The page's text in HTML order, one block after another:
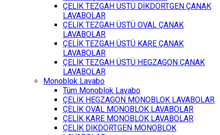
ÇELİK TEZGAH ÜSTÜ DİKDÖRTGEN ÇANAK
LAVABOLAR
ÇELİK TEZGAH ÜSTÜ OVAL ÇANAK
LAVABOLAR
ÇELİK TEZGAH ÜSTÜ KARE ÇANAK
LAVABOLAR
ÇELİK TEZGAH ÜSTÜ HEGZAGON ÇANAK
LAVABOLAR
Monoblok Lavabo
Tüm Monoblok Lavabo
ÇELİK HEGZAGON MONOBLOK LAVABOLAR
ÇELİK OVAL MONOBLOK LAVABOLAR
ÇELİK KARE MONOBLOK LAVABOLAR
ÇELİK DİKDÖRTGEN MONOBLOK